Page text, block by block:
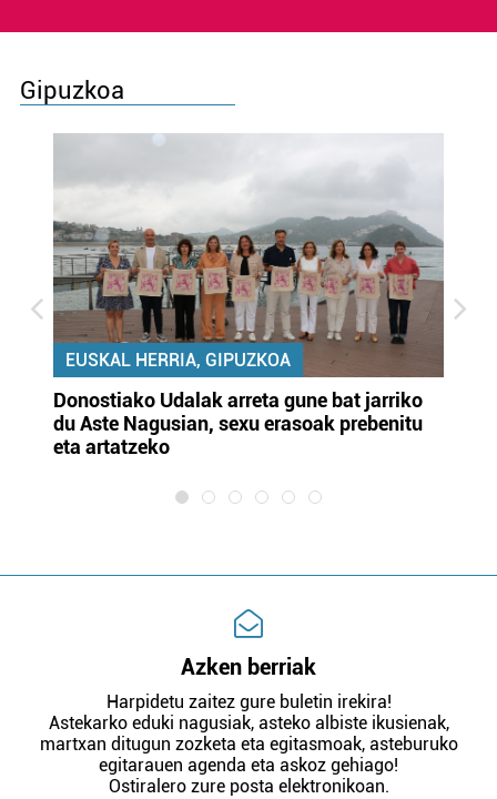
Gipuzkoa
EUSKAL HERRIA, GIPUZKOA
Donostiako Udalak arreta gune bat jarriko
du Aste Nagusian, sexu erasoak prebenitu
eta artatzeko
Azken berriak
Harpidetu zaitez gure buletin irekira!
Astekarko eduki nagusiak, asteko albiste ikusienak,
martxan ditugun zozketa eta egitasmoak, asteburuko
egitarauen agenda eta askoz gehiago!
Ostiralero zure posta elektronikoan.